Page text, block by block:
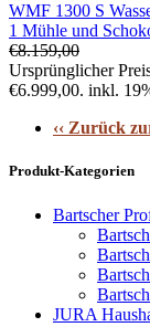
WMF 1300 S
1 Mühle und
€8.159,00
Ursprünglicher
€6.999,00. inkl.
‹‹ Zurück
Produkt-Kategorien
Bartscher
JURA